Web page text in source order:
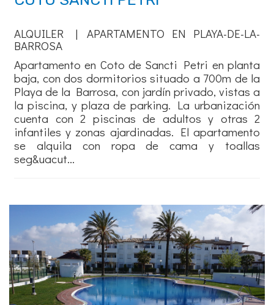
ALQUILER | APARTAMENTO EN PLAYA-DE-LA-
BARROSA
Apartamento en Coto de Sancti Petri en planta
baja, con dos dormitorios situado a 700m de la
Playa de la Barrosa, con jardín privado, vistas a
la piscina, y plaza de parking. La urbanización
cuenta con 2 piscinas de adultos y otras 2
infantiles y zonas ajardinadas. El apartamento
se alquila con ropa de cama y toallas
seg&uacut...